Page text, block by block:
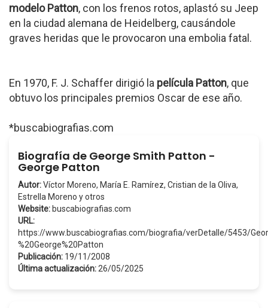
modelo Patton, con los frenos rotos, aplastó su Jeep
en la ciudad alemana de Heidelberg, causándole
graves heridas que le provocaron una embolia fatal.
En 1970, F. J. Schaffer dirigió la película Patton, que
obtuvo los principales premios Oscar de ese año.
*buscabiografias.com
Biografía de George Smith Patton -
George Patton
Autor:Víctor Moreno, María E. Ramírez, Cristian de la Oliva,
Estrella Moreno y otros
Website: buscabiografias.com
URL:
https://www.buscabiografias.com/biografia/verDetalle/5453/
%20George%20Patton
Publicación: 19/11/2008
Última actualización: 26/05/2025